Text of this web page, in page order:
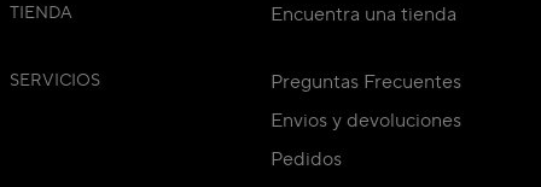
TIENDA Encuentra una tienda
SERVICIOS
Preguntas Frecuentes
Envios y devoluciones
Pedidos